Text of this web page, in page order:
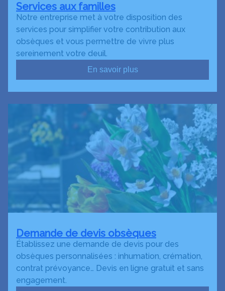
Services aux familles
Notre entreprise met à votre disposition des
services pour simplifier votre contribution aux
obsèques et vous permettre de vivre plus
sereinement votre deuil.
En savoir plus
Demande de devis obsèques
Établissez une demande de devis pour des
obsèques personnalisées : inhumation, crémation,
contrat prévoyance… Devis en ligne gratuit et sans
engagement.